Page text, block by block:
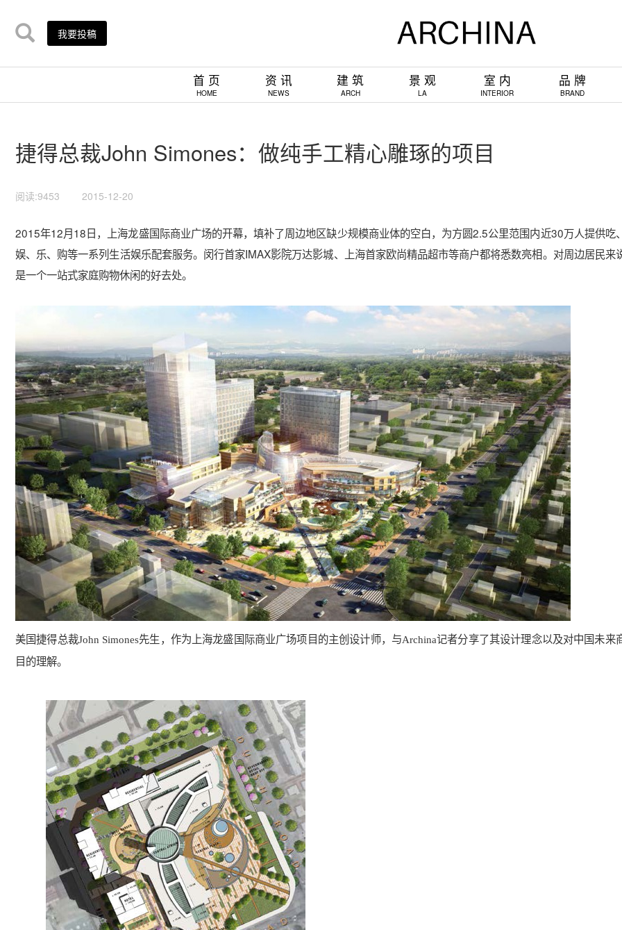
我要投稿
首 页
HOME
资 讯
NEWS
建 筑
ARCH
景 观
LA
室 内
INTERIOR
品 牌
BRAND
捷得总裁John Simones：做纯手工精心雕琢的项目
阅读:9453 2015-12-20
2015年12月18日，上海龙盛国际商业广场的开幕，填补了周边地区缺少规模商业体的空白，为方圆2.5公里范围内近30万人提供吃
娱、乐、购等一系列生活娱乐配套服务。闵行首家IMAX影院万达影城、上海首家欧尚精品超市等商户都将悉数亮相。对周边居民来
是一个一站式家庭购物休闲的好去处。
美国捷得总裁John Simones先生，作为上海龙盛国际商业广场项目的主创设计师，与Archina记者分享了其设计理念以及对中国未来
目的理解。